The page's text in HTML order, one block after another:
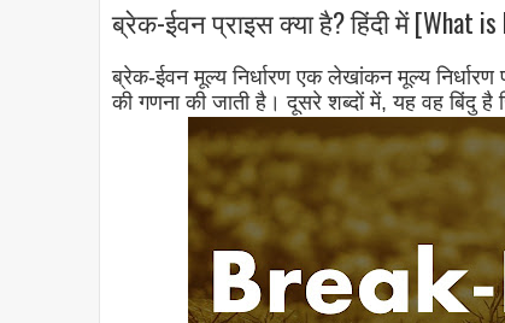
ब्रेक-ईवन प्राइस क्या है? हिंदी में [What is
ब्रेक-ईवन मूल्य निर्धारण एक लेखांकन मूल्य निर्धारण
की गणना की जाती है। दूसरे शब्दों में, यह वह बिंदु